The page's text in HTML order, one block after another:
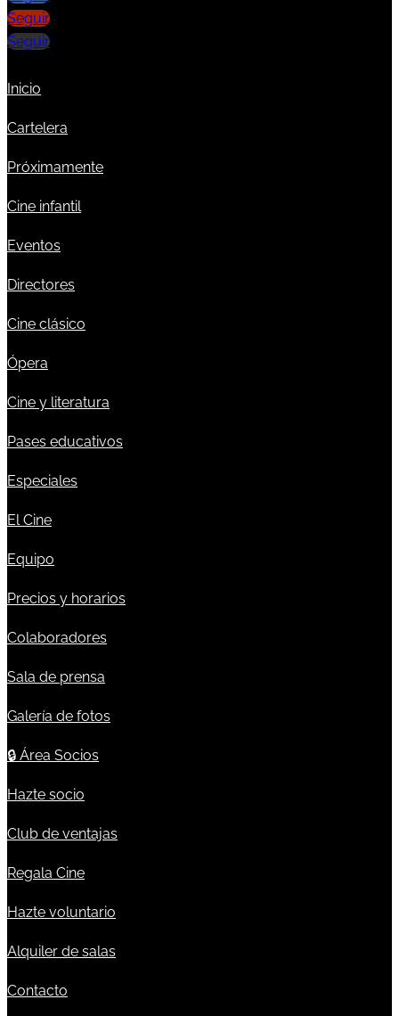
Seguir
Seguir
Inicio
Cartelera
Próximamente
Cine infantil
Eventos
Directores
Cine clásico
Ópera
Cine y literatura
Pases educativos
Especiales
El Cine
Equipo
Precios y horarios
Colaboradores
Sala de prensa
Galería de fotos
🔒 Área Socios
Hazte socio
Club de ventajas
Regala Cine
Hazte voluntario
Alquiler de salas
Contacto